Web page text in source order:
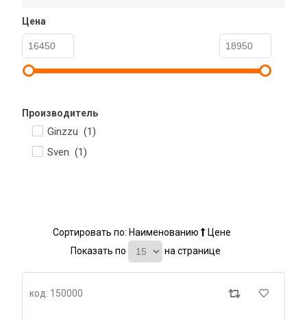
Цена
Производитель
Ginzzu (1)
Sven (1)
Сортировать по: Наименованию
Цене
Показать по
на странице
код: 150000